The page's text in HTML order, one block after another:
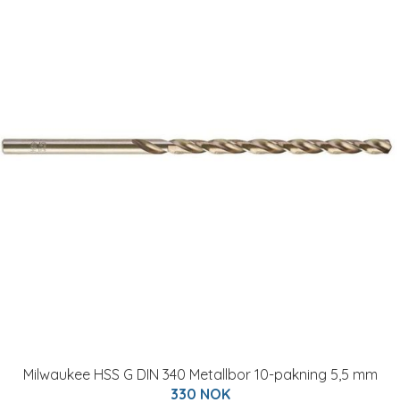
Milwaukee HSS G DIN 340 Metallbor 10-pakning 5,5 mm
330 NOK